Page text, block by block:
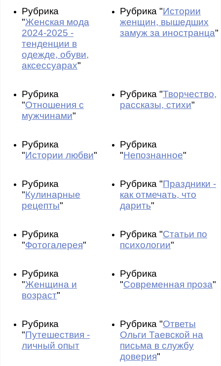
Рубрика
"Женская мода
2024-2025 -
тенденции в
одежде, обуви,
аксессуарах"
Рубрика "Истории
женщин, вышедших
замуж за иностранца"
Рубрика
"Отношения с
мужчинами"
Рубрика "Творчество,
рассказы, стихи"
Рубрика
"Истории любви"
Рубрика
"Непознанное"
Рубрика
"Кулинарные
рецепты"
Рубрика "Праздники -
как отмечать, что
дарить"
Рубрика
"Фотогалерея"
Рубрика "Статьи по
психологии"
Рубрика
"Женщина и
возраст"
Рубрика
"Современная проза"
Рубрика
"Путешествия -
личный опыт
Рубрика "Ответы
Ольги Таевской на
письма в службу
доверия"